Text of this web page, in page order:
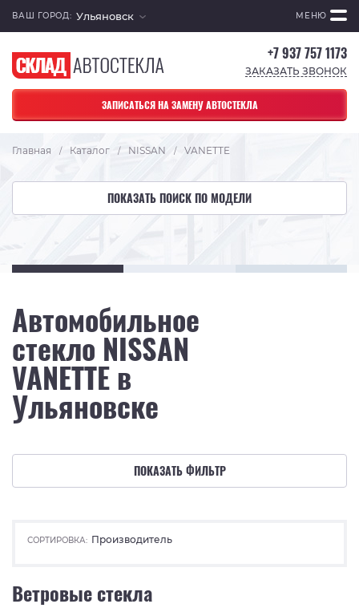
ВАШ ГОРОД: Ульяновск МЕНЮ
+7 937 757 1173
ЗАКАЗАТЬ ЗВОНОК
ЗАПИСАТЬСЯ НА ЗАМЕНУ АВТОСТЕКЛА
Главная / Каталог / NISSAN / VANETTE
ПОКАЗАТЬ ПОИСК ПО МОДЕЛИ
Автомобильное
стекло NISSAN
VANETTE в
Ульяновске
ПОКАЗАТЬ ФИЛЬТР
СОРТИРОВКА: Производитель
Ветровые стекла